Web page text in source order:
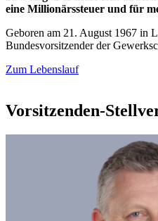
eine Millionärssteuer und für
Geboren am 21. August 1967 in
Bundesvorsitzender der
Zum Lebenslauf
Vorsitzenden-